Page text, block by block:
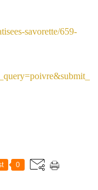
savorette/659-
0